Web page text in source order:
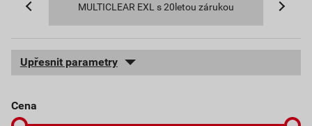
MULTICLEAR EXL s 20letou zárukou
Upřesnit parametry
cena